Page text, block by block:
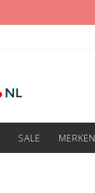
SALE MERKEN